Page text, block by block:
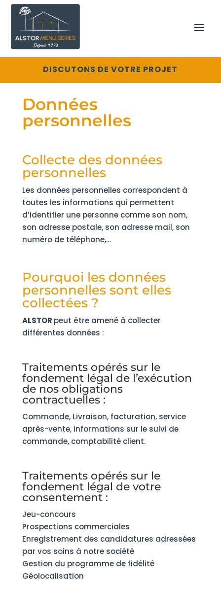
DISCUTONS DE VOTRE PROJET
Données
personnelles
Collecte des données
personnelles
Les données personnelles correspondent à
toutes les informations qui permettent
d’identifier une personne comme son nom,
son adresse postale, son adresse mail, son
numéro de téléphone,…
Pourquoi les données
personnelles sont elles
collectées ?
ALSTOR peut être amené à collecter
différentes données :
Traitements opérés sur le
fondement légal de l’exécution
de nos obligations
contractuelles :
Commande, Livraison, facturation, service
après-vente, informations sur le suivi de
commande, comptabilité client.
Traitements opérés sur le
fondement légal de votre
consentement :
Jeu-concours
Prospections commerciales
Enregistrement des candidatures adressées
par vos soins à notre société
Gestion du programme de fidélité
Géolocalisation